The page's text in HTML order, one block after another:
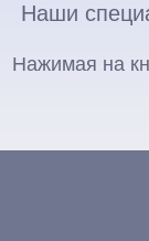
Наши
Нажимая на